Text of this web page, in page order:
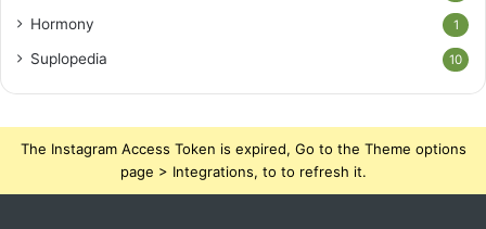
Hormony 1
Suplopedia 10
The Instagram Access Token is expired, Go to the Theme options
page > Integrations, to to refresh it.